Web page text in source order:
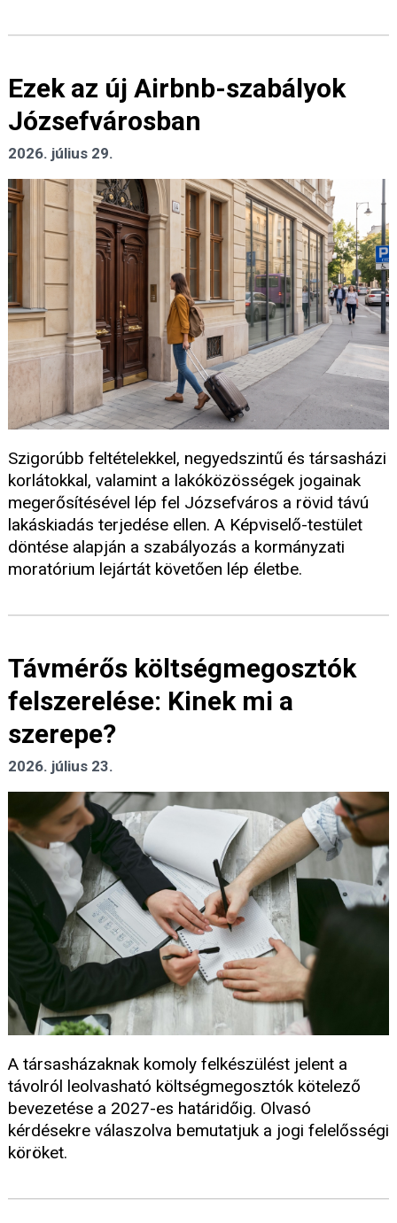
Ezek az új Airbnb-szabályok
Józsefvárosban
2026. július 29.
Szigorúbb feltételekkel, negyedszintű és társasházi
korlátokkal, valamint a lakóközösségek jogainak
megerősítésével lép fel Józsefváros a rövid távú
lakáskiadás terjedése ellen. A Képviselő-testület
döntése alapján a szabályozás a kormányzati
moratórium lejártát követően lép életbe.
Távmérős költségmegosztók
felszerelése: Kinek mi a
szerepe?
2026. július 23.
A társasházaknak komoly felkészülést jelent a
távolról leolvasható költségmegosztók kötelező
bevezetése a 2027-es határidőig. Olvasó
kérdésekre válaszolva bemutatjuk a jogi felelősségi
köröket.